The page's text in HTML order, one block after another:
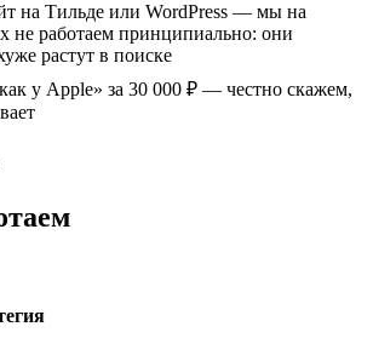
на Тильде или WordPress — мы на
не работаем принципиально: они
растут в поиске
у Apple» за 30 000 ₽ — честно скажем,